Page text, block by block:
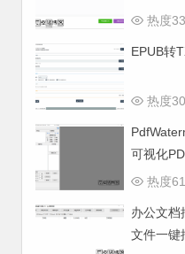
热度
EPUB转
热度
可视化
热度
办公文档
文件一键